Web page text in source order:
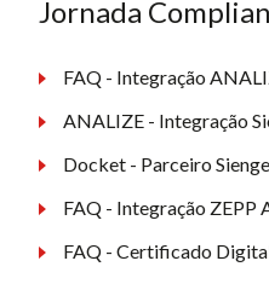
Jornada
FAQ - Integração
ANALIZE - Integração
Docket - Parceiro Sienge
FAQ - Integração ZEPP
FAQ - Certificado